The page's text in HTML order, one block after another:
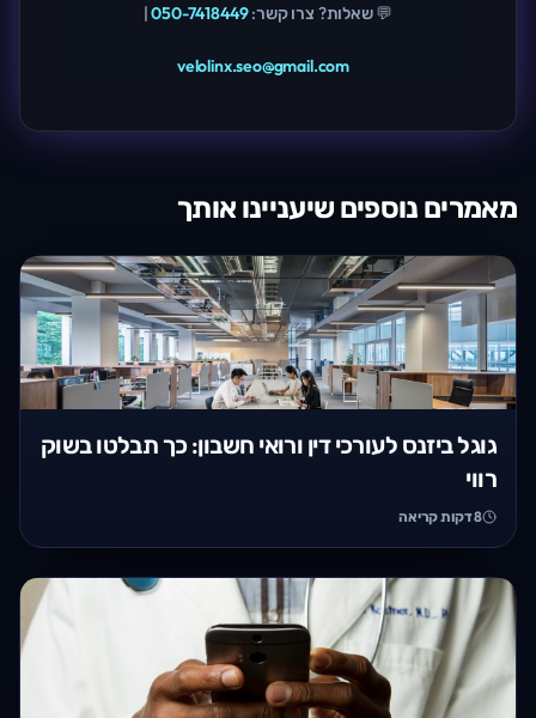
💬 שאלות? צרו קשר:050-7418449
|
velolinx.seo@gmail.com
מאמרים נוספים שיעניינו אותך
גוגל ביזנס לעורכי דין ורואי חשבון: כך תבלטו בשוק
רווי
8דקות קריאה